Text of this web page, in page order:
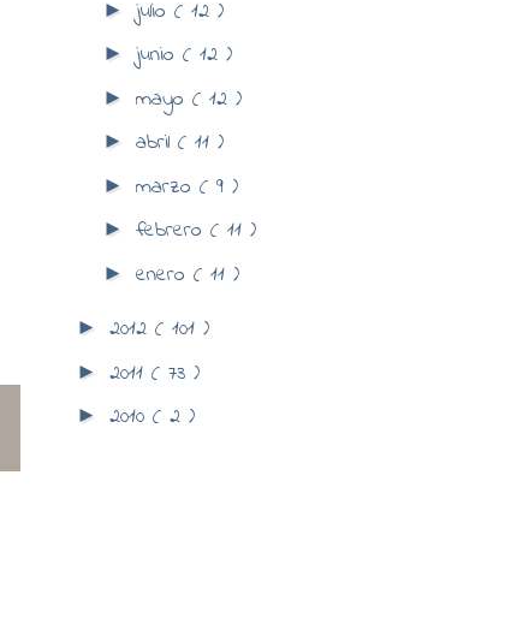
► julio ( 12 )
► junio ( 12 )
► mayo ( 12 )
► abril ( 11 )
► marzo ( 9 )
► febrero ( 11 )
► enero ( 11 )
► 2012 ( 101 )
► 2011 ( 73 )
► 2010 ( 2 )